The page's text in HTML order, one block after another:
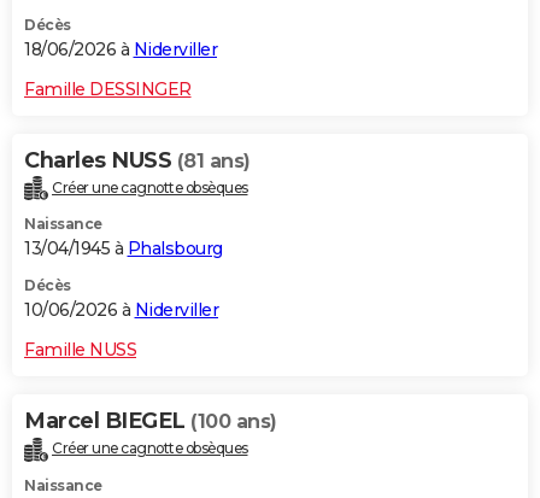
Décès
18/06/2026 à Niderviller
Famille DESSINGER
Charles NUSS (81 ans)
Créer une cagnotte obsèques
Naissance
13/04/1945 à Phalsbourg
Décès
10/06/2026 à Niderviller
Famille NUSS
Marcel BIEGEL (100 ans)
Créer une cagnotte obsèques
Naissance